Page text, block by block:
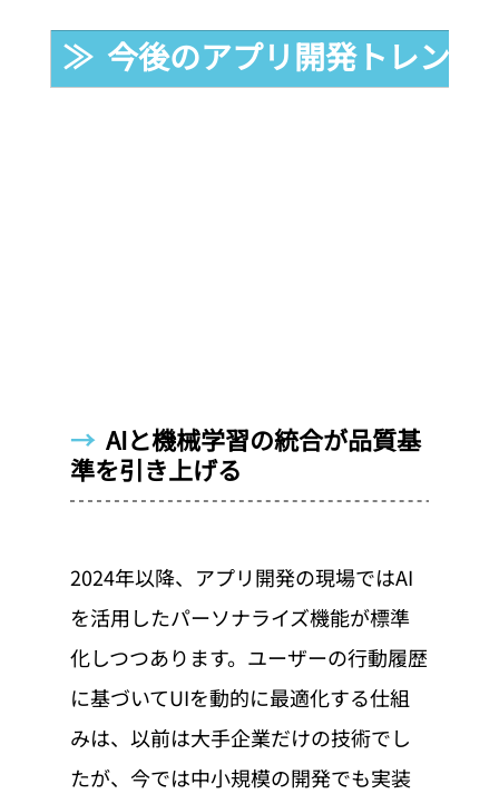
≫  今後のアプリ開発トレンド
→ AIと機械学習の統合が品質基
準を引き上げる
2024年以降、アプリ開発の現場ではAI
を活用したパーソナライズ機能が標準
化しつつあります。ユーザーの行動履歴
に基づいてUIを動的に最適化する仕組
みは、以前は大手企業だけの技術でし
たが、今では中小規模の開発でも実装